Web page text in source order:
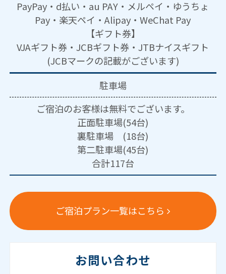
PayPay・d払い・au PAY・メルペイ・ゆうちょ
Pay・楽天ペイ・Alipay・WeChat Pay
【ギフト券】
VJAギフト券・JCBギフト券・JTBナイスギフト
(JCBマークの記載がございます)
駐車場
ご宿泊のお客様は無料でございます。
正面駐車場(54台)
裏駐車場 (18台)
第二駐車場(45台)
合計117台
ご宿泊プラン一覧はこちら
お問い合わせ